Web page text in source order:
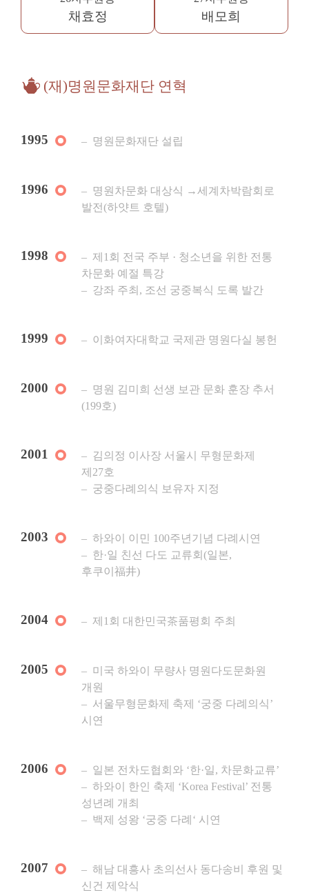
채효정 배모희
(재)명원문화재단 연혁
1995 명원문화재단 설립
1996
명원차문화 대상식 →세계차박람회로
발전(하얏트 호텔)
1998
제1회 전국 주부 · 청소년을 위한 전통
차문화 예절 특강
강좌 주최, 조선 궁중복식 도록 발간
1999 이화여자대학교 국제관 명원다실 봉헌
2000
명원 김미희 선생 보관 문화 훈장 추서
(199호)
2001
김의정 이사장 서울시 무형문화제
제27호
궁중다례의식 보유자 지정
2003
하와이 이민 100주년기념 다례시연
한·일 친선 다도 교류회(일본,
후쿠이福井)
2004 제1회 대한민국茶품평회 주최
2005
미국 하와이 무량사 명원다도문화원
개원
서울무형문화제 축제 ‘궁중 다례의식’
시연
2006
일본 전차도협회와 ‘한·일, 차문화교류’
하와이 한인 축제 ‘Korea Festival’ 전통
성년례 개최
백제 성왕 ‘궁중 다례‘ 시연
2007
해남 대흥사 초의선사 동다송비 후원 및
신건 제악식